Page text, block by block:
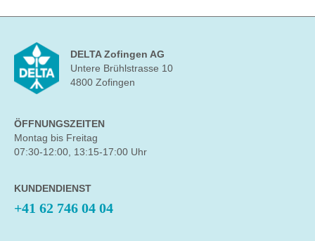
DELTA Zofingen AG
Untere Brühlstrasse 10
4800 Zofingen
ÖFFNUNGSZEITEN
Montag bis Freitag
07:30-12:00, 13:15-17:00 Uhr
KUNDENDIENST
+41 62 746 04 04